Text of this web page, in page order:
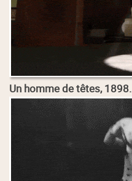
Un homme de têtes, 1898.